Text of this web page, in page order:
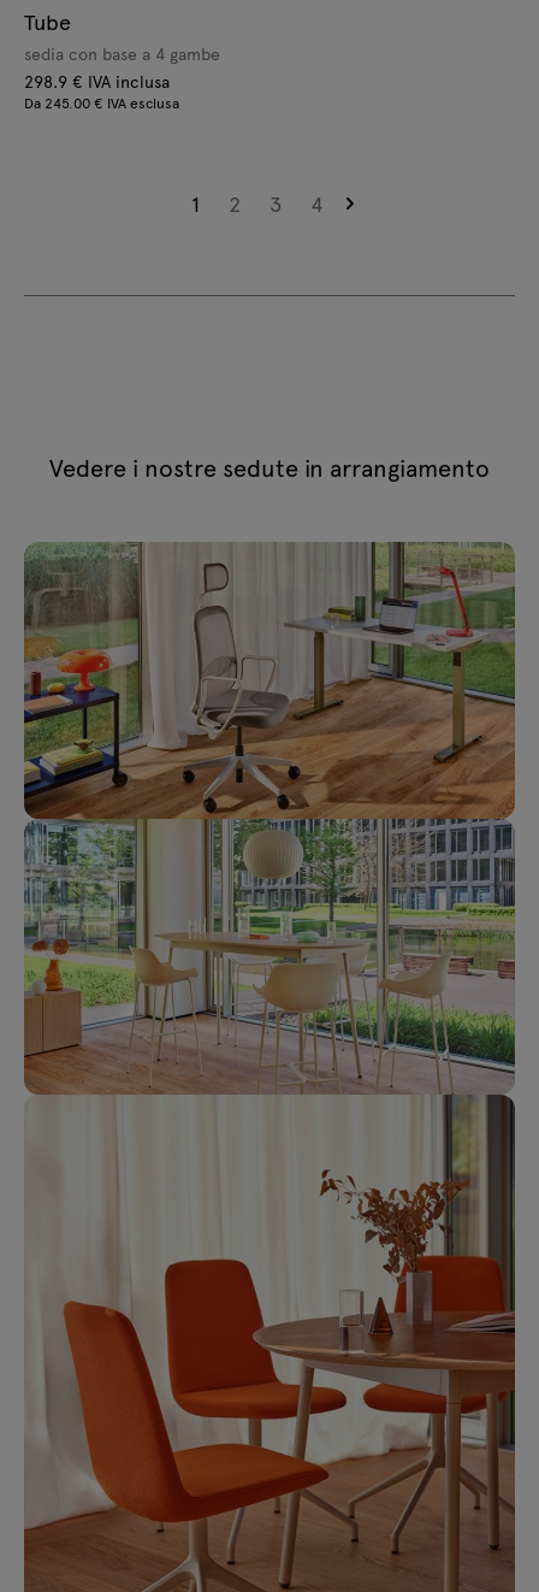
Tube
sedia con base a 4 gambe
298.9 € IVA inclusa
Da 245.00 € IVA esclusa
1 2 3 4
Vedere i nostre sedute in arrangiamento